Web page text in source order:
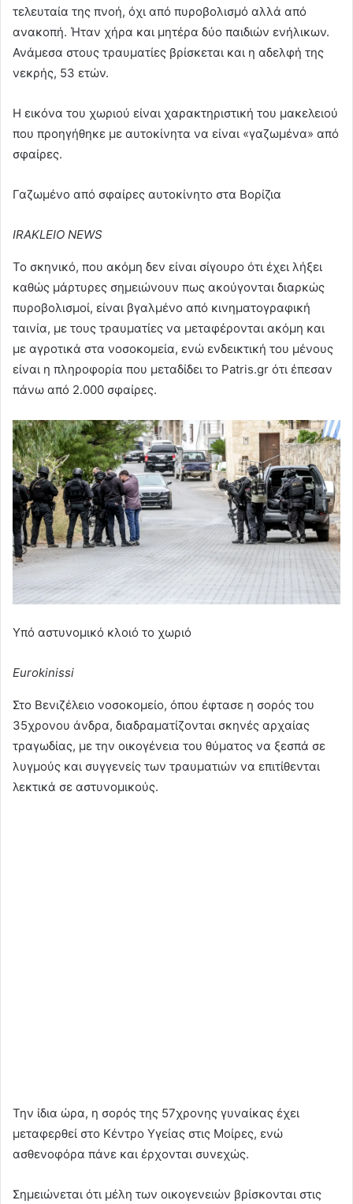
τελευταία της πνοή, όχι από πυροβολισμό αλλά από
ανακοπή. Ήταν χήρα και μητέρα δύο παιδιών ενήλικων.
Ανάμεσα στους τραυματίες βρίσκεται και η αδελφή της
νεκρής, 53 ετών.
Η εικόνα του χωριού είναι χαρακτηριστική του μακελειού
που προηγήθηκε με αυτοκίνητα να είναι «γαζωμένα» από
σφαίρες.
Γαζωμένο από σφαίρες αυτοκίνητο στα Βορίζια
IRAKLEIO NEWS
Το σκηνικό, που ακόμη δεν είναι σίγουρο ότι έχει λήξει
καθώς μάρτυρες σημειώνουν πως ακούγονται διαρκώς
πυροβολισμοί, είναι βγαλμένο από κινηματογραφική
ταινία, με τους τραυματίες να μεταφέρονται ακόμη και
με αγροτικά στα νοσοκομεία, ενώ ενδεικτική του μένους
είναι η πληροφορία που μεταδίδει το Patris.gr ότι έπεσαν
πάνω από 2.000 σφαίρες.
Υπό αστυνομικό κλοιό το χωριό
Eurokinissi
Στο Βενιζέλειο νοσοκομείο, όπου έφτασε η σορός του
35χρονου άνδρα, διαδραματίζονται σκηνές αρχαίας
τραγωδίας, με την οικογένεια του θύματος να ξεσπά σε
λυγμούς και συγγενείς των τραυματιών να επιτίθενται
λεκτικά σε αστυνομικούς.
Την ίδια ώρα, η σορός της 57χρονης γυναίκας έχει
μεταφερθεί στο Κέντρο Υγείας στις Μοίρες, ενώ
ασθενοφόρα πάνε και έρχονται συνεχώς.
Σημειώνεται ότι μέλη των οικογενειών βρίσκονται στις